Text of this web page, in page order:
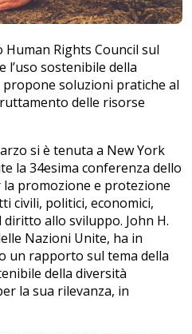
Rights Council sul
l’uso sostenibile della
soluzioni pratiche al
delle risorse
si è tenuta a New York
la 34esima conferenza dello
la promozione e protezione
civili, politici, economici,
allo sviluppo. John H.
Nazioni Unite, ha in
un rapporto sul tema della
della diversità
la sua rilevanza, in